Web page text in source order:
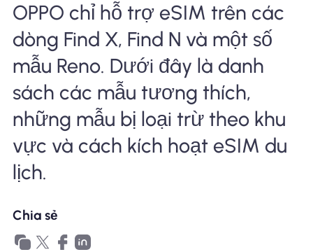
Sử dụng eSIM
Cho doanh nghiệp
OPPO chỉ hỗ trợ eSIM trên các
dòng Find X, Find N và một số
mẫu Reno. Dưới đây là danh
sách các mẫu tương thích,
những mẫu bị loại trừ theo khu
vực và cách kích hoạt eSIM du
lịch.
Chia sẻ